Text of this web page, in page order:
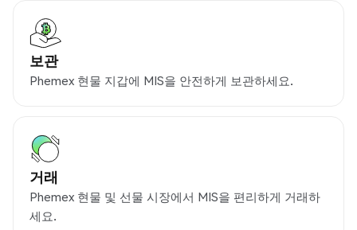
보관
Phemex 현물 지갑에 MIS을 안전하게 보관하세요.
거래
Phemex 현물 및 선물 시장에서 MIS을 편리하게 거래하
세요.